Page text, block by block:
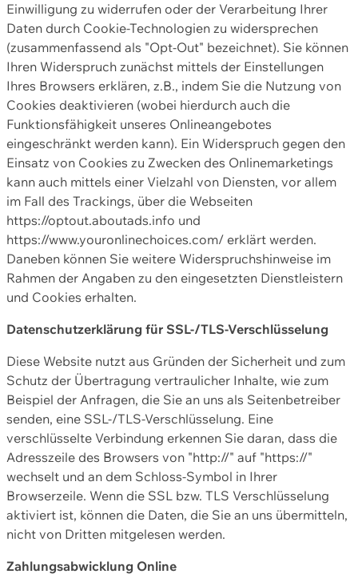
Einwilligung zu widerrufen oder der Verarbeitung Ihrer
Daten durch Cookie-Technologien zu widersprechen
(zusammenfassend als "Opt-Out" bezeichnet). Sie können
Ihren Widerspruch zunächst mittels der Einstellungen
Ihres Browsers erklären, z.B., indem Sie die Nutzung von
Cookies deaktivieren (wobei hierdurch auch die
Funktionsfähigkeit unseres Onlineangebotes
eingeschränkt werden kann). Ein Widerspruch gegen den
Einsatz von Cookies zu Zwecken des Onlinemarketings
kann auch mittels einer Vielzahl von Diensten, vor allem
im Fall des Trackings, über die Webseiten
https://optout.aboutads.info und
https://www.youronlinechoices.com/ erklärt werden.
Daneben können Sie weitere Widerspruchshinweise im
Rahmen der Angaben zu den eingesetzten Dienstleistern
und Cookies erhalten.
Datenschutzerklärung für SSL-/TLS-Verschlüsselung
Diese Website nutzt aus Gründen der Sicherheit und zum
Schutz der Übertragung vertraulicher Inhalte, wie zum
Beispiel der Anfragen, die Sie an uns als Seitenbetreiber
senden, eine SSL-/TLS-Verschlüsselung. Eine
verschlüsselte Verbindung erkennen Sie daran, dass die
Adresszeile des Browsers von "http://" auf "https://"
wechselt und an dem Schloss-Symbol in Ihrer
Browserzeile. Wenn die SSL bzw. TLS Verschlüsselung
aktiviert ist, können die Daten, die Sie an uns übermitteln,
nicht von Dritten mitgelesen werden.
Zahlungsabwicklung Online